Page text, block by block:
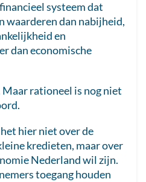
systeem dat
waarderen dan nabijheid,
en
dan economische
rationeel is nog niet
hier niet over de
kredieten, maar over
Nederland wil zijn.
toegang houden